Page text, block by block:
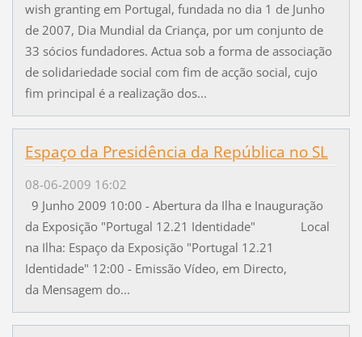
wish granting em Portugal, fundada no dia 1 de Junho
de 2007, Dia Mundial da Criança, por um conjunto de
33 sócios fundadores. Actua sob a forma de associação
de solidariedade social com fim de acção social, cujo
fim principal é a realização dos...
Espaço da Presidência da República no SL
08-06-2009 16:02
9 Junho 2009 10:00 - Abertura da Ilha e Inauguração
da Exposição "Portugal 12.21 Identidade" Local
na Ilha: Espaço da Exposição "Portugal 12.21
Identidade" 12:00 - Emissão Vídeo, em Directo,
da Mensagem do...